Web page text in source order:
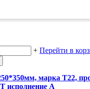
+ Перейти в
марка Т22,
исполнение А